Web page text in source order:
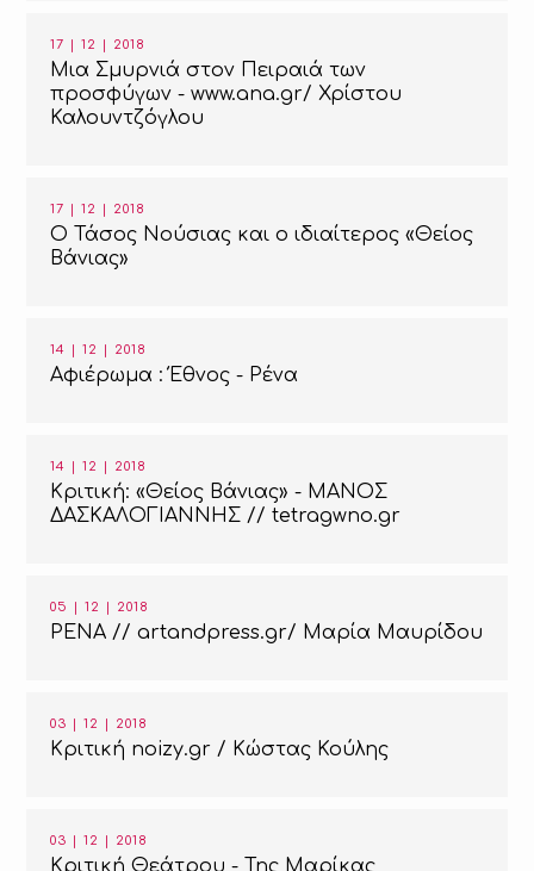
17 | 12 | 2018
Μια Σμυρνιά στον Πειραιά των
προσφύγων - www.ana.gr/ Χρίστου
Καλουντζόγλου
17 | 12 | 2018
Ο Τάσος Νούσιας και ο ιδιαίτερος «Θείος
Βάνιας»
14 | 12 | 2018
Αφιέρωμα : Έθνος - Ρένα
14 | 12 | 2018
Κριτική: «Θείος Βάνιας» - ΜΑΝΟΣ
ΔΑΣΚΑΛΟΓΙΑΝΝΗΣ // tetragwno.gr
05 | 12 | 2018
ΡΕΝΑ // artandpress.gr/ Μαρία Μαυρίδου
03 | 12 | 2018
Κριτική noizy.gr / Κώστας Κούλης
03 | 12 | 2018
Κριτική Θεάτρου - Της Μαρίκας